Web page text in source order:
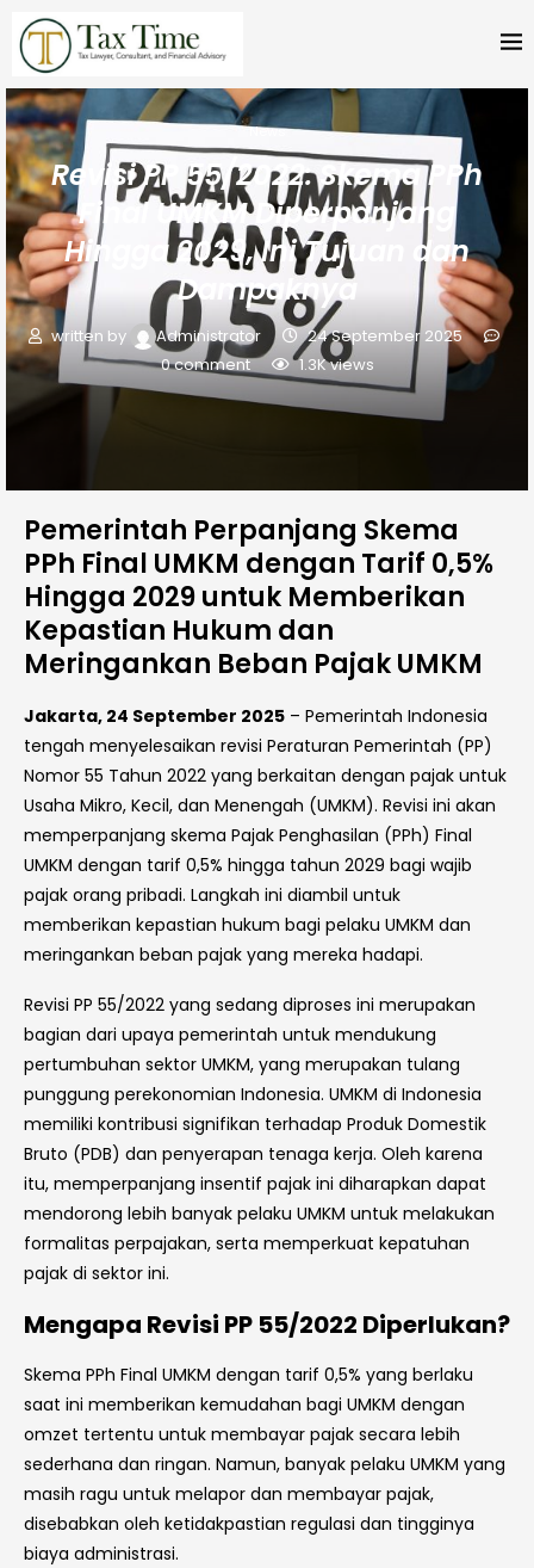
News
Revisi PP 55/2022: Skema PPh
Final UMKM Diperpanjang
Hingga 2029, Ini Tujuan dan
Dampaknya
written by Administrator
24 September 2025
0 comment
1.3Kviews
Pemerintah Perpanjang Skema
PPh Final UMKM dengan Tarif 0,5%
Hingga 2029 untuk Memberikan
Kepastian Hukum dan
Meringankan Beban Pajak UMKM
Jakarta, 24 September 2025 – Pemerintah Indonesia
tengah menyelesaikan revisi Peraturan Pemerintah (PP)
Nomor 55 Tahun 2022 yang berkaitan dengan pajak untuk
Usaha Mikro, Kecil, dan Menengah (UMKM). Revisi ini akan
memperpanjang skema Pajak Penghasilan (PPh) Final
UMKM dengan tarif 0,5% hingga tahun 2029 bagi wajib
pajak orang pribadi. Langkah ini diambil untuk
memberikan kepastian hukum bagi pelaku UMKM dan
meringankan beban pajak yang mereka hadapi.
Revisi PP 55/2022 yang sedang diproses ini merupakan
bagian dari upaya pemerintah untuk mendukung
pertumbuhan sektor UMKM, yang merupakan tulang
punggung perekonomian Indonesia. UMKM di Indonesia
memiliki kontribusi signifikan terhadap Produk Domestik
Bruto (PDB) dan penyerapan tenaga kerja. Oleh karena
itu, memperpanjang insentif pajak ini diharapkan dapat
mendorong lebih banyak pelaku UMKM untuk melakukan
formalitas perpajakan, serta memperkuat kepatuhan
pajak di sektor ini.
Mengapa Revisi PP 55/2022 Diperlukan?
Skema PPh Final UMKM dengan tarif 0,5% yang berlaku
saat ini memberikan kemudahan bagi UMKM dengan
omzet tertentu untuk membayar pajak secara lebih
sederhana dan ringan. Namun, banyak pelaku UMKM yang
masih ragu untuk melapor dan membayar pajak,
disebabkan oleh ketidakpastian regulasi dan tingginya
biaya administrasi.